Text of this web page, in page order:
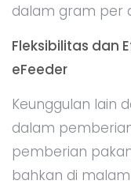
dalam gram per
Fleksibilitas dan
eFeeder
Keunggulan lain
dalam
pemberian
bahkan di